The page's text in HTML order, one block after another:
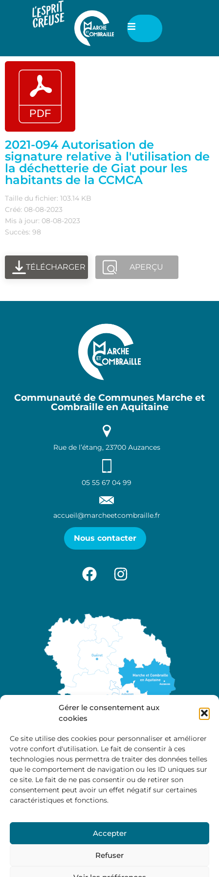
Gérer le consentement aux
cookies
Ce site utilise des cookies pour personnaliser et améliorer
votre confort d'utilisation. Le fait de consentir à ces
technologies nous permettra de traiter des données telles
que le comportement de navigation ou les ID uniques sur
ce site. Le fait de ne pas consentir ou de retirer son
consentement peut avoir un effet négatif sur certaines
caractéristiques et fonctions.
Accepter
Refuser
2021-094 Autorisation de
signature relative à l'utilisation de
la déchetterie de Giat pour les
habitants de la CCMCA
Taille du fichier: 103.14 KB
Créé: 08-08-2023
Mis à jour: 08-08-2023
Succès: 98
TÉLÉCHARGER APERÇU
Communauté de Communes Marche et
Combraille en Aquitaine
Rue de l’étang, 23700 Auzances
05 55 67 04 99
accueil@marcheetcombraille.fr
Nous contacter
A propos
Site officiel de la Communauté de Communes
Marche et Combraille en Aquitaine
Horaires d’ouverture :
9:00 – 12:00 / 14:00 – 17:00
Vendredi: 9:00 – 12:00